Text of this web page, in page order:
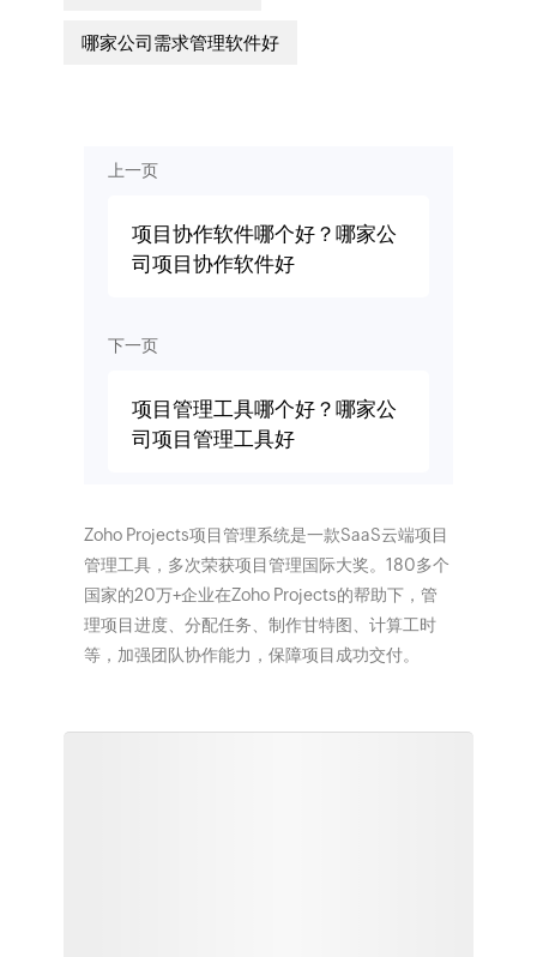
哪家公司需求管理软件好
上一页
项目协作软件哪个好？哪家公
司项目协作软件好
下一页
项目管理工具哪个好？哪家公
司项目管理工具好
Zoho Projects项目管理系统是一款SaaS云端项目
管理工具，多次荣获项目管理国际大奖。180多个
国家的20万+企业在Zoho Projects的帮助下，管
理项目进度、分配任务、制作甘特图、计算工时
等，加强团队协作能力，保障项目成功交付。